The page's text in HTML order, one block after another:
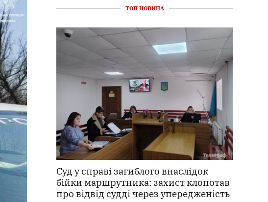
ТОП НОВИНА
Суд у справі загиблого внаслідок
бійки маршрутника: захист клопотав
про відвід судді через упередженість